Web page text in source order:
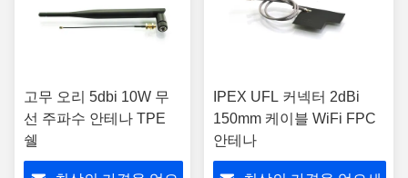
고무 오리 5dbi 10W 무
선 주파수 안테나 TPE
쉘
IPEX UFL 커넥터 2dBi
150mm 케이블 WiFi FPC
안테나